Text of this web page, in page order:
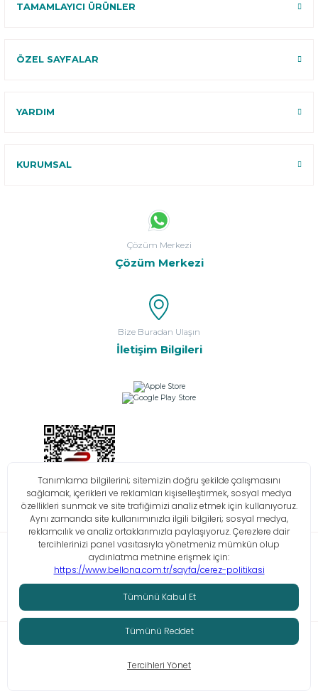
TAMAMLAYICI ÜRÜNLER
ÖZEL SAYFALAR
YARDIM
KURUMSAL
Çözüm Merkezi
Çözüm Merkezi
Bize Buradan Ulaşın
İletişim Bilgileri
Bilgi Toplumu Hizmetleri KVKK Çerez Politikası İşlem Rehberi